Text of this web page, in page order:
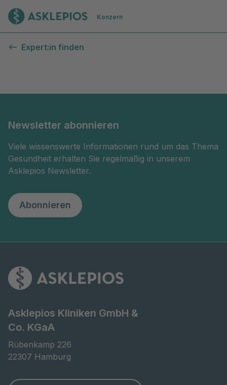
Zur Startseite
Konzern
Expert:in finden
Newsletter abonnieren
Viele wissenswerte Informationen rund um das Thema
Gesundheit erhalten Sie regelmäßig in unserem
Asklepios Newsletter.
Abonnieren
Asklepios Kliniken GmbH &
Co. KGaA
Rübenkamp 226
22307 Hamburg